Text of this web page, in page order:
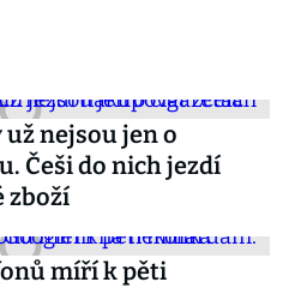
nejsou jen o
Češi do nich jezdí
zboží
míří k pěti